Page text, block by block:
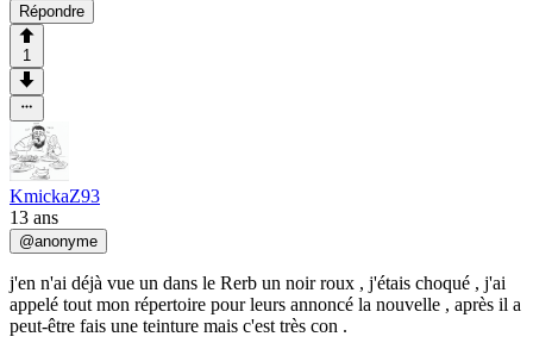
Répondre
1
KmickaZ93
13 ans
@anonyme
j'en n'ai déjà vue un dans le Rerb un noir roux , j'étais choqué , j'ai
appelé tout mon répertoire pour leurs annoncé la nouvelle , après il a
peut-être fais une teinture mais c'est très con .